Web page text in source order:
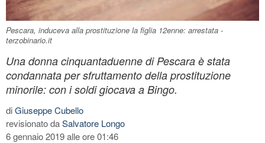
Pescara, induceva alla prostituzione la figlia 12enne: arrestata -
terzobinario.it
Una donna cinquantaduenne di Pescara è stata
condannata per sfruttamento della prostituzione
minorile: con i soldi giocava a Bingo.
diGiuseppe Cubello
revisionato daSalvatore Longo
6 gennaio 2019 alle ore 01:46